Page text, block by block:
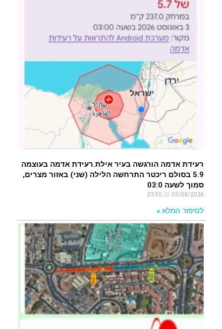
רעידת אדמה הורגשה בעיר אילת.רעידת אדמה בעוצמה
5.9 בסולם ריכטר התרחשה הלילה (שני) באזור מצרים,
סמוך לשעה 03:0
03/08/2026
לסיפור המלא »